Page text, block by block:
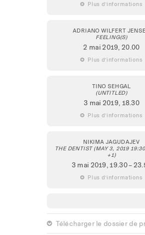
 Plus d’informations
ADRIANO WILFERT
FEELING(S)
2 mai 2019, 20.00
 Plus d’informations
TINO SEHGAL
(UNTITLED)
3 mai 2019, 18.30
 Plus d’informations
NIKIMA JAGUDAJEV
THE DENTIST (MAY 3, 2019
+1)
3 mai 2019, 19.30 –
 Plus d’informations
 Télécharger le dossier de